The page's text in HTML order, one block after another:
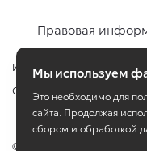
Правовая
Изменить настройку cookies
Сбросить cookie
©
Мы используем
Это необходимо для
сайта. Продолжая
сбором и обработкой